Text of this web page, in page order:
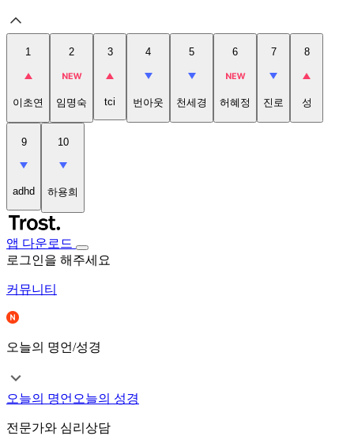
1
이초연
2
임명숙
3
tci
4
번아웃
5
천세경
6
허혜정
7
진로
8
성
9
adhd
10
하용희
앱 다운로드
로그인을 해주세요
커뮤니티
오늘의 명언/성경
오늘의 명언 오늘의 성경
전문가와 심리상담